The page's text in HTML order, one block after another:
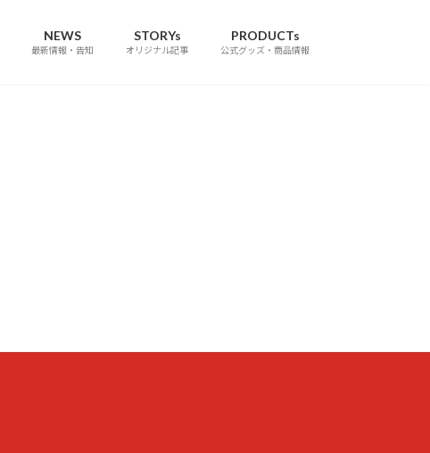
NEWS
最新情報・告知
STORYs
オリジナル記事
PRODUCTs
公式グッズ・商品情報